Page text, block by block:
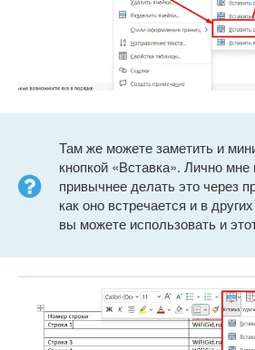
Там же можете заметить и
кнопкой «Вставка». Лично мне
привычнее делать это через
как оно встречается и в
вы можете использовать и